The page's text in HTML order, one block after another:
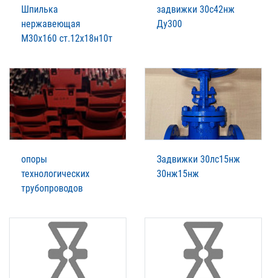
Шпилька
нержавеющая
М30х160 ст.12х18н10т
задвижки 30с42нж
Ду300
опоры
технологических
трубопроводов
Задвижки 30лс15нж
30нж15нж